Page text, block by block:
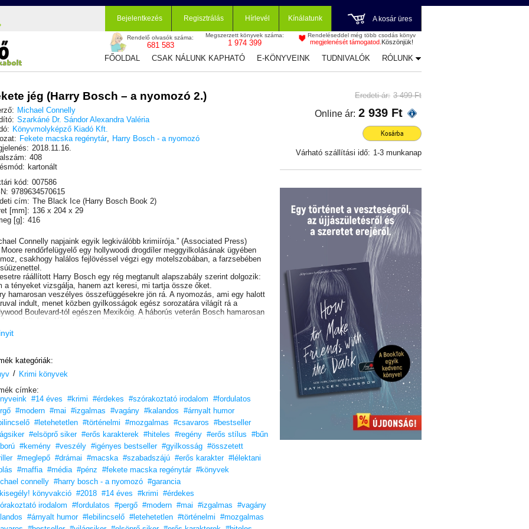
Bejelentkezés Regisztrálás Hírlevél Kínálatunk A kosár üres
Rendelő olvasók száma:
681 583
Megszerzett könyvek száma:
1 974 399
Rendeléseddel még több csodás könyv
megjelenését támogatod. Köszönjük!
FŐOLDAL CSAK NÁLUNK KAPHATÓ E-KÖNYVEINK TUDNIVALÓK RÓLUNK
jég (Harry Bosch – a nyomozó 2.)
Michael Connelly
Szarkáné Dr. Sándor Alexandra Valéria
Könyvmolyképző Kiadó Kft.
Fekete macska regénytár, Harry Bosch - a nyomozó
2018.11.16.
408
kartonált
kód: 007586
9789634570615
cím: The Black Ice (Harry Bosch Book 2)
[mm]: 136 x 204 x 29
[g]: 416
Connelly napjaink egyik legkiválóbb krimiírója.” (Associated Press)
rendőrfelügyelő egy hollywoodi drogdíler meggyilkolásának ügyében
csakhogy halálos fejlövéssel végzi egy motelszobában, a farzsebében
ráállított Harry Bosch egy rég megtanult alapszabály szerint dolgozik:
a tényeket vizsgálja, hanem azt keresi, mi tartja össze őket.
hamarosan veszélyes összefüggésekre jön rá. A nyomozás, ami egy halott
indult, menet közben gyilkosságok egész sorozatára világít rá a
Boulevard-tól egészen Mexikóig. A háborús veterán Bosch hamarosan
bonyolult és halálos játszma középpontjában találja magát, amiben várhatóan
a következő áldozat.
valóságos és lebilincselően sötét.” (Houston Chronicles)
bátor, de nem vakmerő, magányos, de nem magának való vérbeli
Ha úgy tetszik, a 21. század új Philip Marlowe-jával.
meg vele egy újabb izgalmas ügyet!
kategóriák:
/ Krimi könyvek
címke:
#14 éves #krimi #érdekes #szórakoztató irodalom #fordulatos
#modern #mai #izgalmas #vagány #kalandos #árnyalt humor
#letehetetlen #történelmi #mozgalmas #csavaros #bestseller
#elsöprő siker #erős karakterek #hiteles #regény #erős stílus #bűn
#kemény #veszély #igényes bestseller #gyilkosság #összetett
#meglepő #drámai #macska #szabadszájú #erős karakter #lélektani
#maffia #média #pénz #fekete macska regénytár #könyvek
connelly #harry bosch - a nyomozó #garancia
könyvakció #2018 #14 éves #krimi #érdekes
irodalom
#fordulatos #pergő #modern #mai #izgalmas #vagány
#árnyalt humor #lebilincselő #letehetetlen #történelmi #mozgalmas
Eredeti ár: 3 499 Ft
Online ár: 2 939 Ft
Kosárba
Várható szállítási idő: 1-3 munkanap